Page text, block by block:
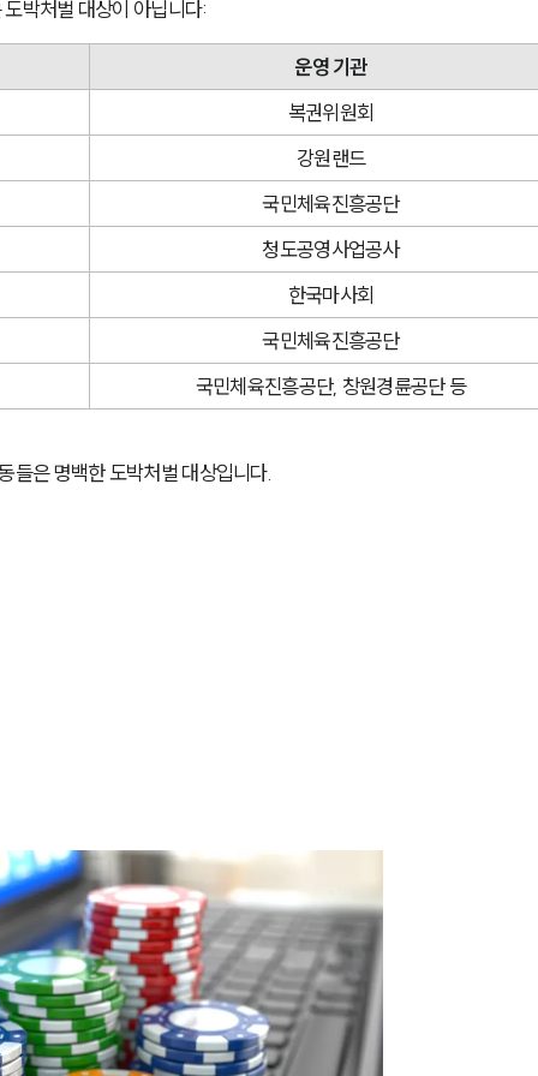
박처벌 대상이 아닙니다:
운영 기관
복권위원회
강원랜드
국민체육진흥공단
청도공영사업공사
한국마사회
국민체육진흥공단
국민체육진흥공단, 창원경륜공단 등
들은 명백한 도박처벌 대상입니다.